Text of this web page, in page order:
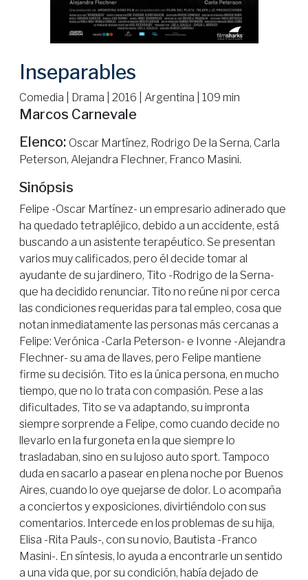
Inseparables
Comedia | Drama | 2016 | Argentina | 109 min
Marcos Carnevale
Elenco: Oscar Martínez, Rodrigo De la Serna, Carla
Peterson, Alejandra Flechner, Franco Masini.
Sinópsis
Felipe -Oscar Martínez- un empresario adinerado que
ha quedado tetrapléjico, debido a un accidente, está
buscando a un asistente terapéutico. Se presentan
varios muy calificados, pero él decide tomar al
ayudante de su jardinero, Tito -Rodrigo de la Serna-
que ha decidido renunciar. Tito no reúne ni por cerca
las condiciones requeridas para tal empleo, cosa que
notan inmediatamente las personas más cercanas a
Felipe: Verónica -Carla Peterson- e Ivonne -Alejandra
Flechner- su ama de llaves, pero Felipe mantiene
firme su decisión. Tito es la única persona, en mucho
tiempo, que no lo trata con compasión. Pese a las
dificultades, Tito se va adaptando, su impronta
siempre sorprende a Felipe, como cuando decide no
llevarlo en la furgoneta en la que siempre lo
trasladaban, sino en su lujoso auto sport. Tampoco
duda en sacarlo a pasear en plena noche por Buenos
Aires, cuando lo oye quejarse de dolor. Lo acompaña
a conciertos y exposiciones, divirtiéndolo con sus
comentarios. Intercede en los problemas de su hija,
Elisa -Rita Pauls-, con su novio, Bautista -Franco
Masini-. En síntesis, lo ayuda a encontrarle un sentido
a una vida que, por su condición, había dejado de